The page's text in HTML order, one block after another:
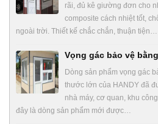
rãi, đủ kê giường đơn cho
composite cách nhiệt tốt,
ngoài trời. Thiết kế chắc chắn, thuận tiện…
Vọng gác bảo vệ
Dòng sản phẩm vọng gác
thước lớn của HANDY đã
nhà máy, cơ quan, khu
đây là dòng sản phẩm mới được…